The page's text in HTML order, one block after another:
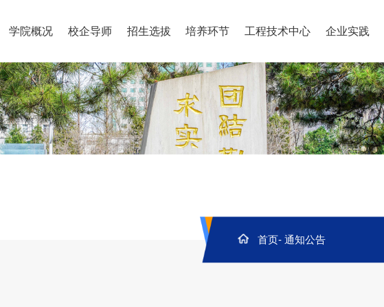
学院概况 校企导师 招生选拔 培养环节 工程技术中心 企业实践
首页- 通知公告